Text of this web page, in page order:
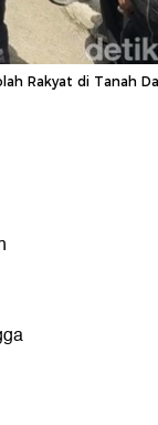
Rakyat di Tanah